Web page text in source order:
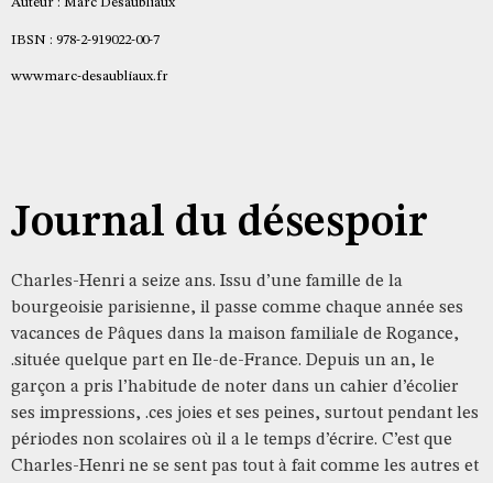
Auteur : Marc Desaubliaux
IBSN : 978-2-919022-00-7
wwwmarc-desaubliaux.fr
Journal du désespoir
Charles-Henri a seize ans. Issu d’une famille de la
bourgeoisie parisienne, il passe comme chaque année ses
vacances de Pâques dans la maison familiale de Rogance,
.située quelque part en Ile-de-France. Depuis un an, le
garçon a pris l’habitude de noter dans un cahier d’écolier
ses impressions, .ces joies et ses peines, surtout pendant les
périodes non scolaires où il a le temps d’écrire. C’est que
Charles-Henri ne se sent pas tout à fait comme les autres et